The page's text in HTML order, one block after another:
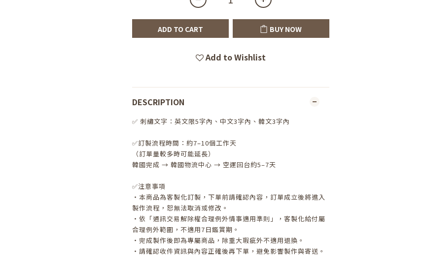
ADD TO CART BUY NOW
Add to Wishlist
DESCRIPTION
✅ 刺繡文字：英文限5字內、中文3字內、韓文3字內
✅訂製流程時間：約7–10個工作天
（訂單量較多時可能延長）
韓國完成 → 韓國物流中心 → 空運回台約5–7天
✅注意事項
・本商品為客製化訂製，下單前請確認內容，訂單成立後將進入
製作流程，恕無法取消或修改。
・依「通訊交易解除權合理例外情事適用準則」，客製化給付屬
合理例外範圍，不適用7日鑑賞期。
・完成製作後即為專屬商品，除重大瑕疵外不適用退換。
・請確認收件資訊與內容正確後再下單，避免影響製作與寄送。